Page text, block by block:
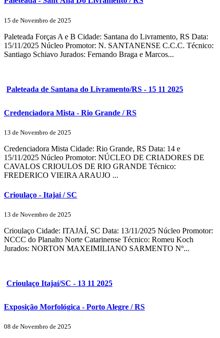
15 de Novembro de 2025
Paleteada Forças A e B Cidade: Santana do Livramento, RS Data:
15/11/2025 Núcleo Promotor: N. SANTANENSE C.C.C. Técnico:
Santiago Schiavo Jurados: Fernando Braga e Marcos...
Paleteada de Santana do Livramento/RS - 15 11 2025
Credenciadora Mista - Rio Grande / RS
13 de Novembro de 2025
Credenciadora Mista Cidade: Rio Grande, RS Data: 14 e
15/11/2025 Núcleo Promotor: NÚCLEO DE CRIADORES DE
CAVALOS CRIOULOS DE RIO GRANDE Técnico:
FREDERICO VIEIRA ARAUJO ...
Crioulaço - Itajaí / SC
13 de Novembro de 2025
Crioulaço Cidade: ITAJAÍ, SC Data: 13/11/2025 Núcleo Promotor:
NCCC do Planalto Norte Catarinense Técnico: Romeu Koch
Jurados: NORTON MAXEIMILIANO SARMENTO Nº...
Crioulaço Itajaí/SC - 13 11 2025
Exposição Morfológica - Porto Alegre / RS
08 de Novembro de 2025